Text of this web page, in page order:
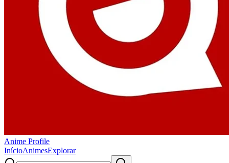
Anime Profile
InícioAnimesExplorar